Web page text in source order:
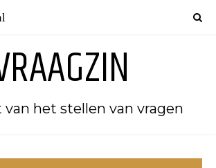
van het stellen van vragen